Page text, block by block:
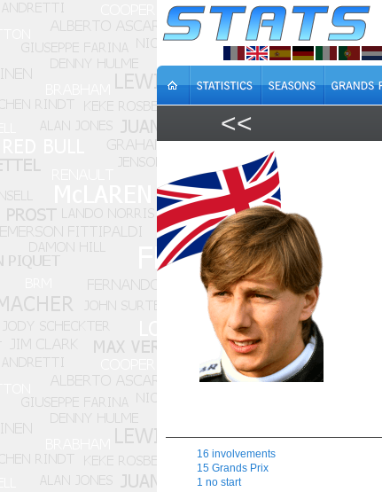
<<
16 involvements
15 Grands Prix
1 no start